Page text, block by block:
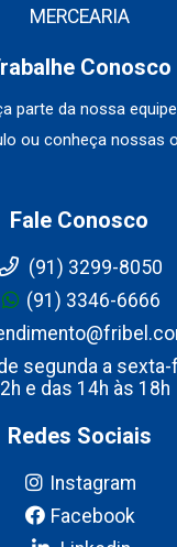
MERCEARIA
Conosco
parte da nossa
ou conheça nossas
Fale Conosco
(91) 3299-8050
(91) 3346-6666
segunda a
e das 14h às 18h
Redes Sociais
Instagram
Facebook